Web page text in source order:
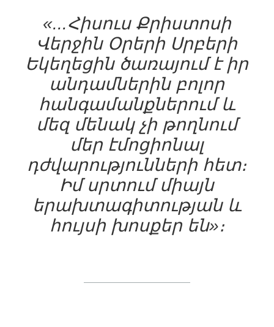
«...Հիսուս Քրիստոսի
Վերջին Օրերի Սրբերի
Եկեղեցին ծառայում է իր
անդամներին բոլոր
հանգամանքներում և
մեզ մենակ չի թողնում
մեր էմոցիոնալ
դժվարությունների հետ։
Իմ սրտում միայն
երախտագիտության և
հույսի խոսքեր են»։